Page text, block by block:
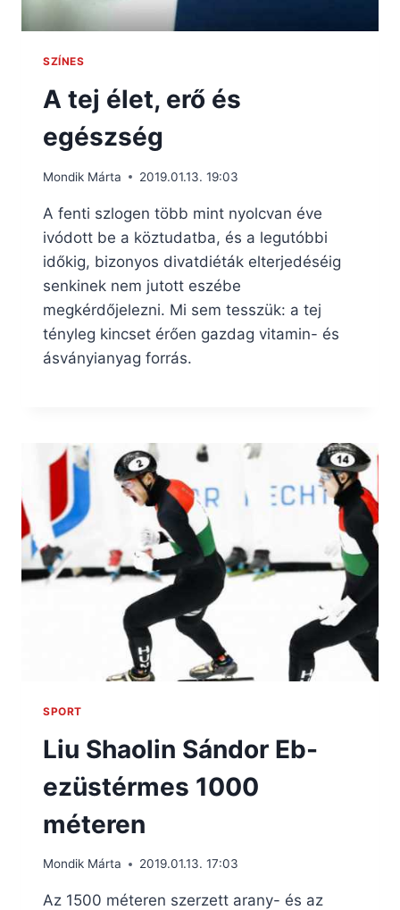
SZÍNES
A tej élet, erő és
egészség
Mondik Márta 2019.01.13. 19:03
A fenti szlogen több mint nyolcvan éve
ivódott be a köztudatba, és a legutóbbi
időkig, bizonyos divatdiéták elterjedéséig
senkinek nem jutott eszébe
megkérdőjelezni. Mi sem tesszük: a tej
tényleg kincset érően gazdag vitamin- és
ásványianyag forrás.
SPORT
Liu Shaolin Sándor Eb-
ezüstérmes 1000
méteren
Mondik Márta 2019.01.13. 17:03
Az 1500 méteren szerzett arany- és az